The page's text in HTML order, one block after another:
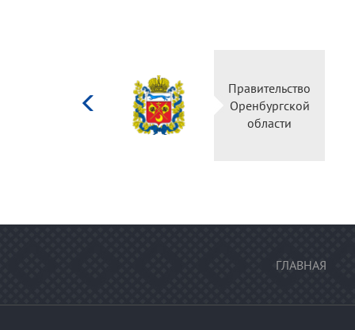
Правительство
Оренбургской
области
ГЛАВНАЯ